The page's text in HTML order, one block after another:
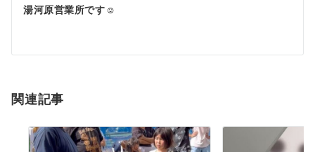
ゲ
シ
ン
湯河原営業所です☺️
関連記事